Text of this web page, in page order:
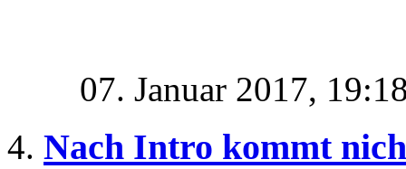
07. Januar 2017,
Nach Intro kommt